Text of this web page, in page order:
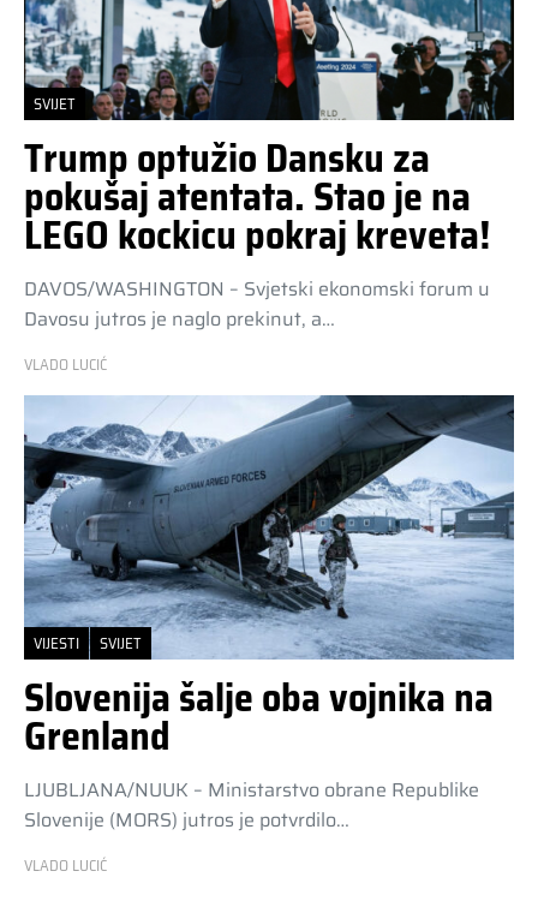
SVIJET
Trump optužio Dansku za
pokušaj atentata. Stao je na
LEGO kockicu pokraj kreveta!
DAVOS/WASHINGTON – Svjetski ekonomski forum u
Davosu jutros je naglo prekinut, a…
VLADO LUCIĆ
VIJESTI SVIJET
Slovenija šalje oba vojnika na
Grenland
LJUBLJANA/NUUK – Ministarstvo obrane Republike
Slovenije (MORS) jutros je potvrdilo…
VLADO LUCIĆ